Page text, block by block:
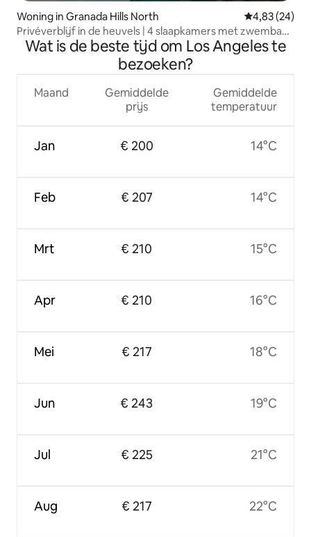
Woning in Granada Hills North Gemiddelde
4,83 (24)
Privéverblijf in de heuvels | 4 slaapkamers met zwembad |
Jacuzzi in de buurt van LA
Wat is de beste tijd om Los Angeles te
bezoeken?
Maand
Jan
Feb
Mrt
Apr
Mei
Jun
Jul
Aug
Gemiddelde
prijs
€ 200
€ 207
€ 210
€ 210
€ 217
€ 243
€ 225
€ 217
Gemiddelde
temperatuur
14°C
14°C
15°C
16°C
18°C
19°C
21°C
22°C